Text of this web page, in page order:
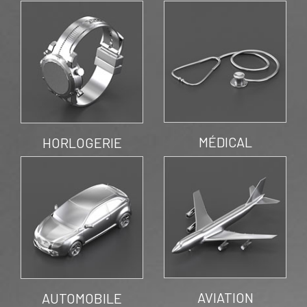
HORLOGERIE MÉDICAL
AUTOMOBILE AVIATION